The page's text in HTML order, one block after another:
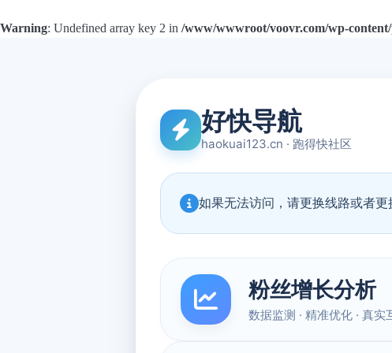
Warning: Undefined array key 2 in /www/wwwroot/voovr.com/wp-content/